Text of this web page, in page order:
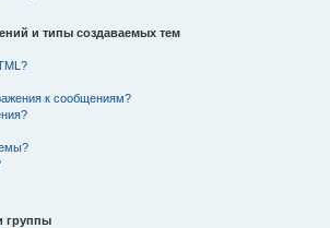
и типы создаваемых тем
к сообщениям?
группы